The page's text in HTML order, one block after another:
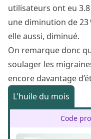
utilisateurs ont eu
une diminution de 23
elle aussi, diminué.
On remarque donc
soulager les
encore davantage
L'huile du mois
Code